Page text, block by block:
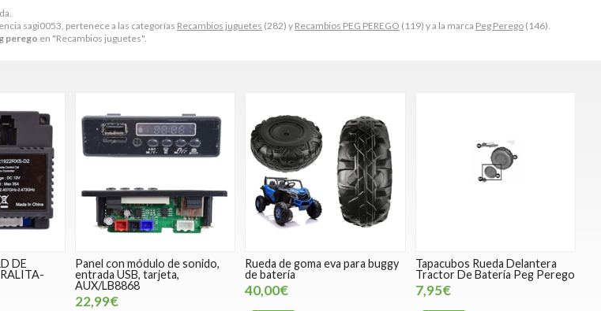
sagi0053, pertenece a las categorías Recambios juguetes (282) y Recambios PEG PEREGO (119) y a la marca Peg Perego (146).
perego en "Recambios juguetes".
DE
Panel con módulo de sonido,
entrada USB, tarjeta,
AUX/LB8868
22,99€
Rueda de goma eva para buggy
de batería
40,00€
Tapacubos Rueda Delantera
Tractor De Batería Peg Perego
7,95€